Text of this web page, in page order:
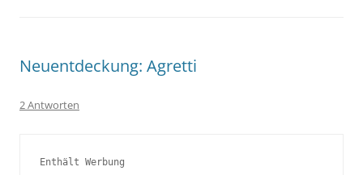
Neuentdeckung: Agretti
2 Antworten
Enthält Werbung